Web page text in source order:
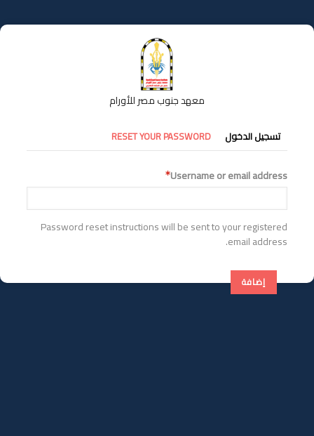
إلى
المحتوى
معهد جنوب مصر للأورام
التبويبات
الأساسية
تسجيل الدخول RESET YOUR PASSWORD
Username or email address
Password reset instructions will be sent to your registered
email address.